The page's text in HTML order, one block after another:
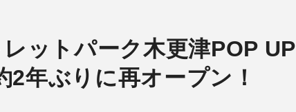
ットパーク木更津POP UP
2年ぶりに再オープン！